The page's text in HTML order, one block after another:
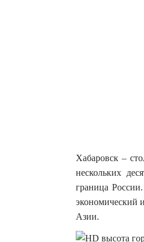
Хабаровск –
нескольких
граница
экономический
Азии.